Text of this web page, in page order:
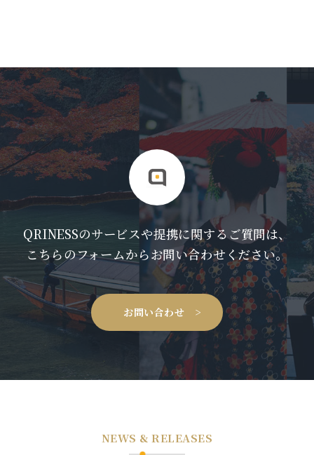
QRINESSのサービスや提携に関するご質問は、
こちらのフォームからお問い合わせください。
お問い合わせ >
NEWS & RELEASES